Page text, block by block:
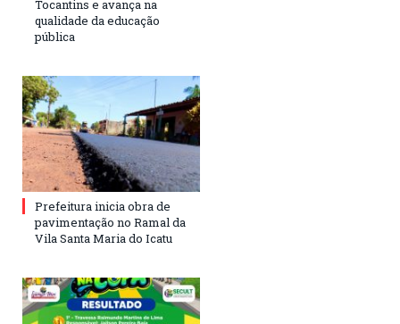
Tocantins e avança na
qualidade da educação
pública
Prefeitura inicia obra de
pavimentação no Ramal da
Vila Santa Maria do Icatu